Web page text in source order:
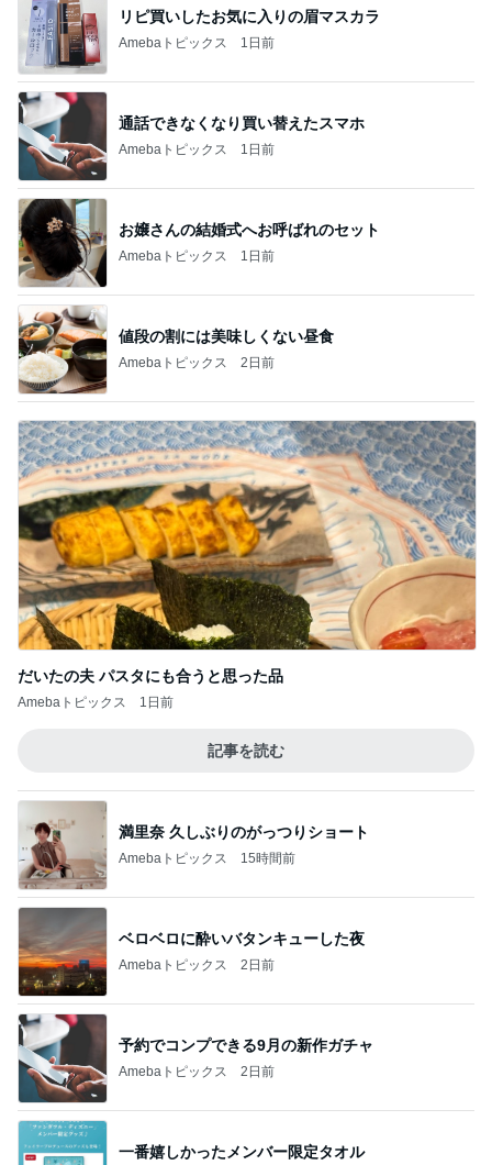
リピ買いしたお気に入りの眉マスカラ
Amebaトピックス 1日前
通話できなくなり買い替えたスマホ
Amebaトピックス 1日前
お嬢さんの結婚式へお呼ばれのセット
Amebaトピックス 1日前
値段の割には美味しくない昼食
Amebaトピックス 2日前
だいたの夫 パスタにも合うと思った品
Amebaトピックス 1日前
記事を読む
満里奈 久しぶりのがっつりショート
Amebaトピックス 15時間前
ベロベロに酔いバタンキューした夜
Amebaトピックス 2日前
予約でコンプできる9月の新作ガチャ
Amebaトピックス 2日前
一番嬉しかったメンバー限定タオル